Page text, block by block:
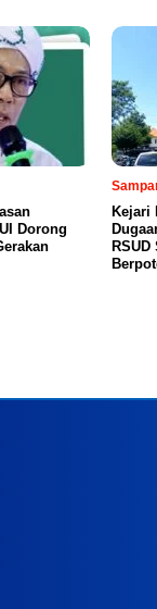
Dorong
Kejari